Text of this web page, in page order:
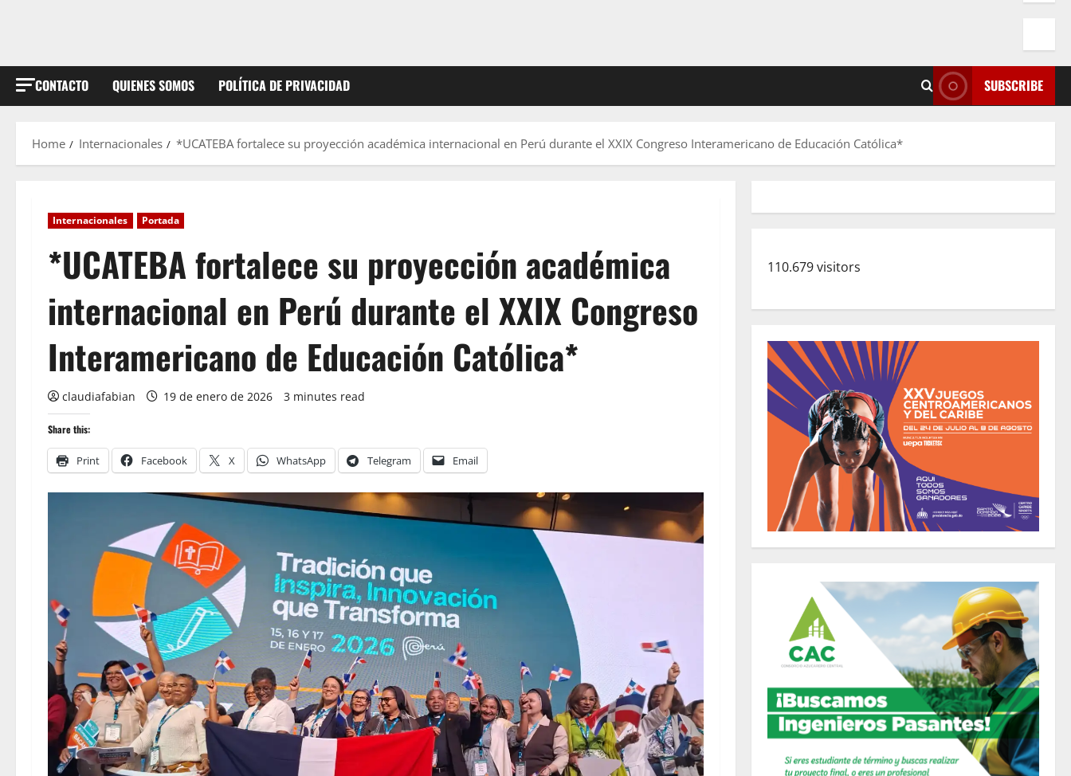
CONTACTO QUIENES SOMOS POLÍTICA DE PRIVACIDAD SUBSCRIBE
Home Internacionales *UCATEBA fortalece su proyección académica internacional en Perú durante el XXIX Congreso Interamericano de Educación Católica*
Internacionales Portada
*UCATEBA fortalece su proyección académica
internacional en Perú durante el XXIX Congreso
Interamericano de Educación Católica*
claudiafabian 19 de enero de 2026 3 minutes read
Share this:
Print Facebook X WhatsApp Telegram Email
110.679 visitors